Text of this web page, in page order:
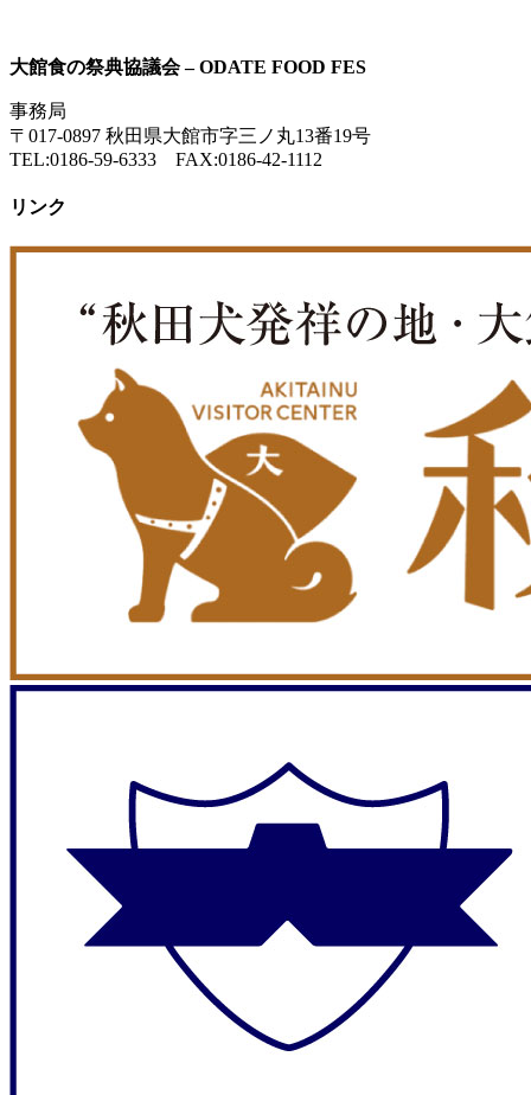
大館食の祭典協議会 – ODATE FOOD FES
事務局
〒017-0897 秋田県大館市字三ノ丸13番19号
TEL:0186-59-6333 FAX:0186-42-1112
リンク